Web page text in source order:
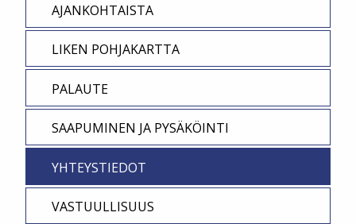
AJANKOHTAISTA
LIKEN POHJAKARTTA
PALAUTE
SAAPUMINEN JA PYSÄKÖINTI
YHTEYSTIEDOT
VASTUULLISUUS